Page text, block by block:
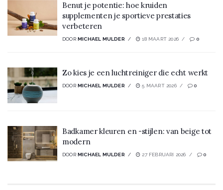
Benut je potentie: hoe kruiden
supplementen je sportieve prestaties
verbeteren
DOOR MICHAEL MULDER 18 MAART 2026 0
Zo kies je een luchtreiniger die echt werkt
DOOR MICHAEL MULDER 5 MAART 2026 0
Badkamer kleuren en -stijlen: van beige tot
modern
DOOR MICHAEL MULDER 27 FEBRUARI 2026 0